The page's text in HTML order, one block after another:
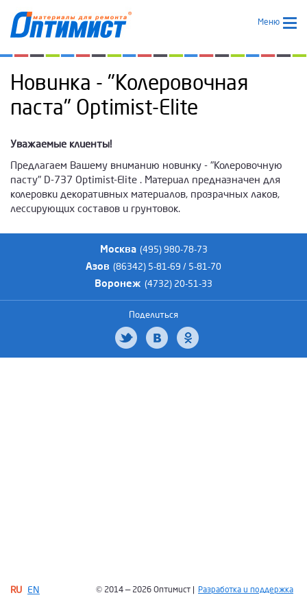
Меню
Новинка - "Колеровочная
паста" Optimist-Elite
Уважаемые клиенты!
Предлагаем Вашему вниманию новинку - "Колеровочную
пасту" D-737 Optimist-Elite . Материал предназначен для
колеровки декоративных материалов, прозрачных лаков,
лессирующих составов и грунтовок.
Москва (495) 980-78-73
Азов (86342) 5-81-69 / 5-81-70
Воронеж (4732) 20-51-33
Поделиться
RU EN © 2014 — 2026 Оптимист | Разработка и поддержка